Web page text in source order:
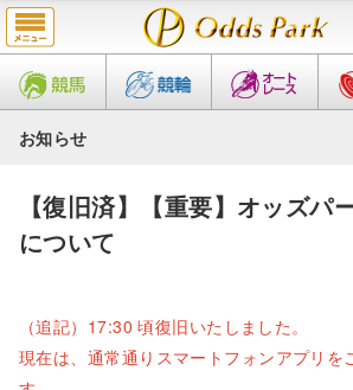
お知らせ
【復旧済】【重要】オッズパ
について
（追記）17:30 頃復旧いたしました。
現在は、通常通りスマートフォンアプリを